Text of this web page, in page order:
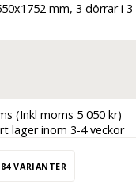
mm, 3 dörrar i 3
(Inkl moms 5 050 kr)
lager inom 3-4 veckor
VARIANTER